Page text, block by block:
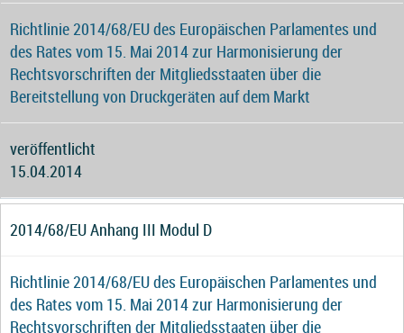
Richtlinie 2014/68/EU des Europäischen Parlamentes und
des Rates vom 15. Mai 2014 zur Harmonisierung der
Rechtsvorschriften der Mitgliedsstaaten über die
Bereitstellung von Druckgeräten auf dem Markt
veröffentlicht
15.04.2014
2014/68/EU Anhang III Modul D
Richtlinie 2014/68/EU des Europäischen Parlamentes und
des Rates vom 15. Mai 2014 zur Harmonisierung der
Rechtsvorschriften der Mitgliedsstaaten über die